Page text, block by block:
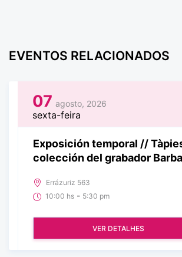
EVENTOS RELACIONADOS
07 agosto, 2026
sexta-feira
Exposición temporal //
colección del grabador
Errázuriz 563
10:00 hs - 5:30 pm
VER DETALHES